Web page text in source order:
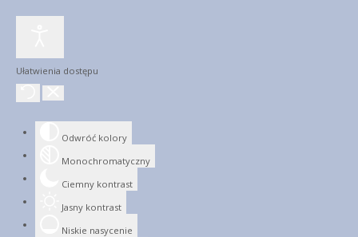
Ułatwienia dostępu
Odwróć kolory
Monochromatyczny
Ciemny kontrast
Jasny kontrast
Niskie nasycenie